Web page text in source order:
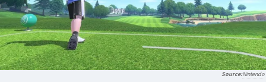
Nintendo